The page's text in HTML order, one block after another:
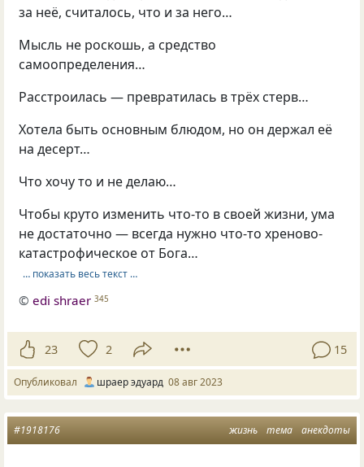
за неё, считалось, что и за него…
Мысль не роскошь, а средство
самоопределения…
Расстроилась — превратилась в трёх стерв…
Хотела быть основным блюдом, но он держал её
на десерт…
Что хочу то и не делаю…
Чтобы круто изменить что-то в своей жизни, ума
не достаточно — всегда нужно что-то хреново-
катастрофическое от Бога…
… показать весь текст …
©edi shraer 345
23 2 15
Опубликовал шраер эдуард 08 авг 2023
жизнь тема анекдоты
#1918176